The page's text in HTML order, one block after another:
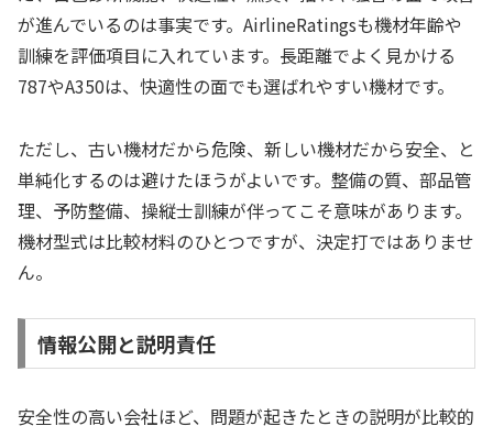
が進んでいるのは事実です。AirlineRatingsも機材年齢や
訓練を評価項目に入れています。長距離でよく見かける
787やA350は、快適性の面でも選ばれやすい機材です。
ただし、古い機材だから危険、新しい機材だから安全、と
単純化するのは避けたほうがよいです。整備の質、部品管
理、予防整備、操縦士訓練が伴ってこそ意味があります。
機材型式は比較材料のひとつですが、決定打ではありませ
ん。
情報公開と説明責任
安全性の高い会社ほど、問題が起きたときの説明が比較的